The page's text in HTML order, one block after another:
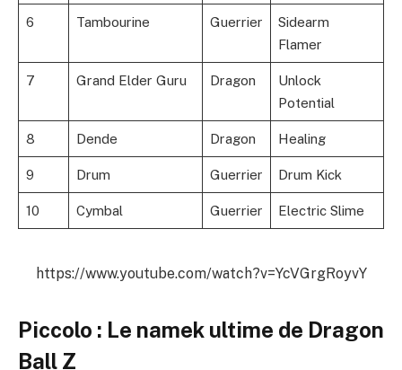
6 Tambourine Guerrier
Sidearm
Flamer
7 Grand Elder Guru Dragon
Unlock
Potential
8 Dende Dragon Healing
9 Drum Guerrier Drum Kick
10 Cymbal Guerrier Electric Slime
https://www.youtube.com/watch?v=YcVGrgRoyvY
Piccolo : Le namek ultime de Dragon
Ball Z